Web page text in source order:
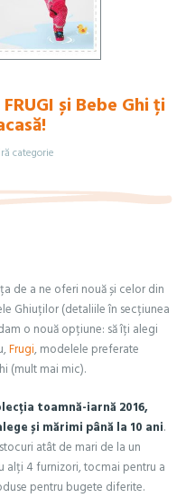
și Bebe Ghi ți
categorie
de a ne oferi nouă și celor din
Ghiuților (detaliile în secțiunea
o nouă opțiune: să îți alegi
Frugi, modelele preferate
(mult mai mic).
toamnă-iarnă 2016,
și mărimi până la 10 ani.
atât de mari de la un
alți 4 furnizori, tocmai pentru a
pentru bugete diferite.